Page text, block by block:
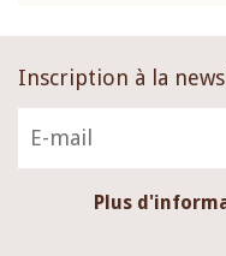
Inscription à la
Plus